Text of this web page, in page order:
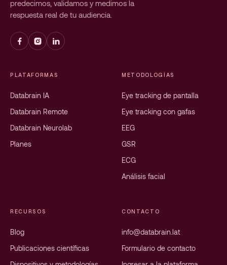
predecimos, validamos y medimos la
respuesta real de tu audiencia.
PLATAFORMAS
Databrain IA
Databrain Remote
Databrain Neurolab
Planes
METODOLOGÍAS
Eye tracking de pantalla
Eye tracking con gafas
EEG
GSR
ECG
Análisis facial
RECURSOS
Blog
Publicaciones científicas
CONTACTO
info@databrain.lat
Formulario de contacto